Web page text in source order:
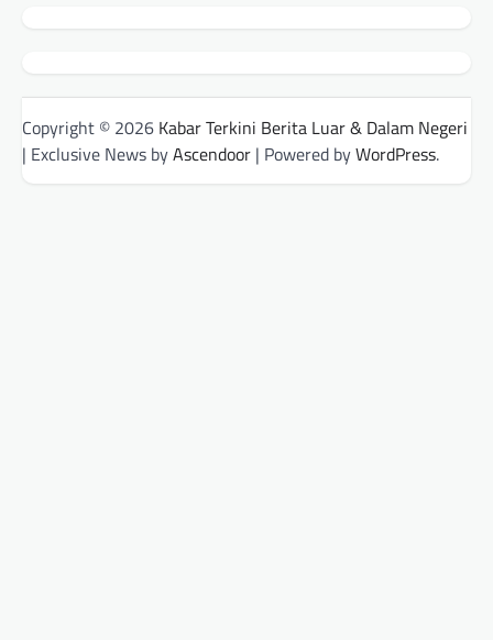
Copyright © 2026 Kabar Terkini Berita Luar & Dalam Negeri
| Exclusive News byAscendoor | Powered byWordPress.